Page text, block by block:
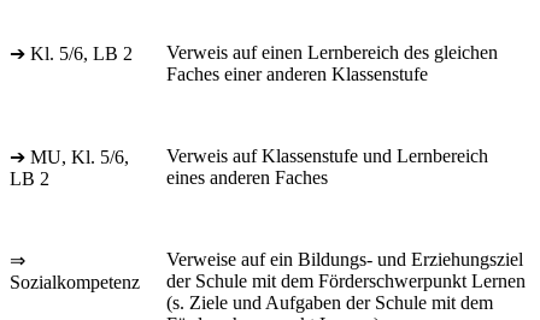
➔ Kl. 5/6, LB 2
Verweis auf einen Lernbereich des gleichen
Faches einer anderen Klassenstufe
➔ MU, Kl. 5/6,
LB 2
Verweis auf Klassenstufe und Lernbereich
eines anderen Faches
⇒
Sozialkompetenz
Verweise auf ein Bildungs- und Erziehungsziel
der Schule mit dem Förderschwerpunkt Lernen
(s. Ziele und Aufgaben der Schule mit dem